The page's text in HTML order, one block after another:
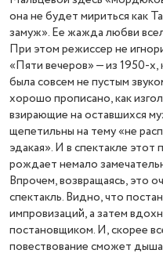
она не будет мириться как
замуж». Ее жажда любви
При этом режиссер не
«Пяти вечеров» — из 1950-
была совсем не пустым
хорошо прописано, как
взирающие на оставшихся
щепетильны на тему «не
эдакая». И в спектакле
рождает немало
Впрочем, возвращаясь, это
спектакль. Видно, что
импровизаций, а затем
постановщиком. И, скорее
повествование сможет